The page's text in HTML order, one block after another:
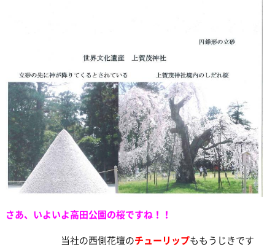
さあ、いよいよ高田公園の桜ですね！！
当社の西側花壇のチューリップももうじきです